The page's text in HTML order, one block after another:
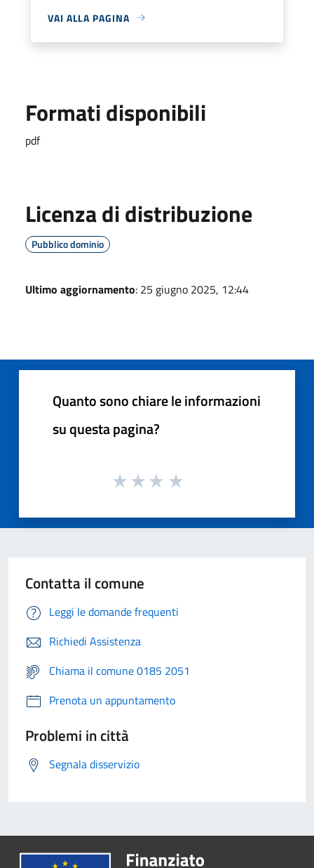
VAI ALLA PAGINA
Formati disponibili
pdf
Licenza di distribuzione
Pubblico dominio
Ultimo aggiornamento: 25 giugno 2025, 12:44
Quanto sono chiare le informazioni
su questa pagina?
Contatta il comune
Leggi le domande frequenti
Richiedi Assistenza
Chiama il comune 0185 2051
Prenota un appuntamento
Problemi in città
Segnala disservizio